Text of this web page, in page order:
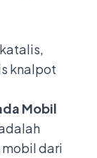
knalpot
Mobil
dari